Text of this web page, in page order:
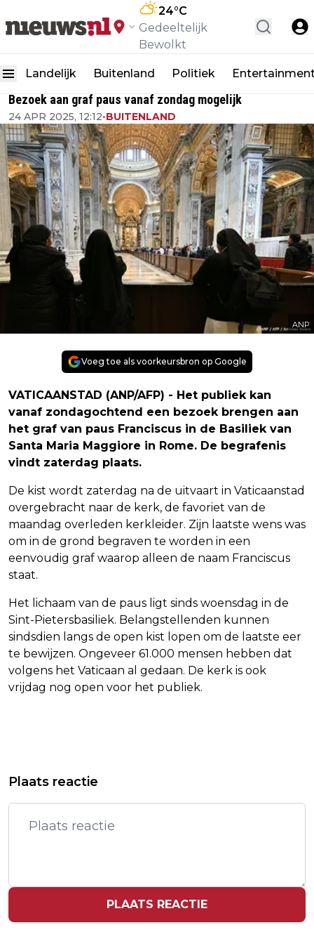
24°C
Gedeeltelijk
Bewolkt
Landelijk Buitenland Politiek
Bezoek aan graf paus vanaf zondag mogelijk
24 APR 2025, 12:12•BUITENLAND
ANP
Voeg toe als voorkeursbron op Google
VATICAANSTAD (ANP/AFP) - Het publiek kan
vanaf zondagochtend een bezoek brengen aan
het graf van paus Franciscus in de Basiliek van
Santa Maria Maggiore in Rome. De begrafenis
vindt zaterdag plaats.
De kist wordt zaterdag na de uitvaart in Vaticaanstad
overgebracht naar de kerk, de favoriet van de
maandag overleden kerkleider. Zijn laatste wens was
om in de grond begraven te worden in een
eenvoudig graf waarop alleen de naam Franciscus
staat.
Het lichaam van de paus ligt sinds woensdag in de
Sint-Pietersbasiliek. Belangstellenden kunnen
sindsdien langs de open kist lopen om de laatste eer
te bewijzen. Ongeveer 61.000 mensen hebben dat
volgens het Vaticaan al gedaan. De kerk is ook
vrijdag nog open voor het publiek.
DRUK OP RUSLAND VOOR VREDE
FABER WIL GELD VAN MET
TAXIRITTEN FRAUDERENDE
ASIELZOEKERS TERUG
Plaats reactie
PLAATS REACTIE